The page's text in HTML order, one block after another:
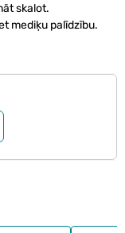
skalot.
mediķu palīdzību.